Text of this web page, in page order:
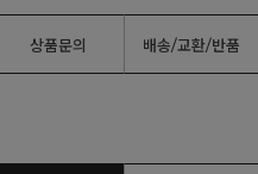
상품문의 배송/교환/반품